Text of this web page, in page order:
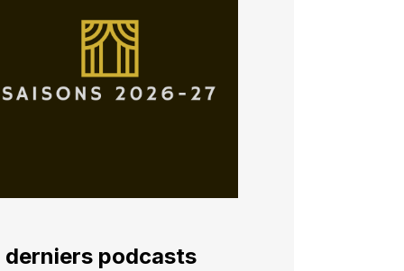
derniers podcasts